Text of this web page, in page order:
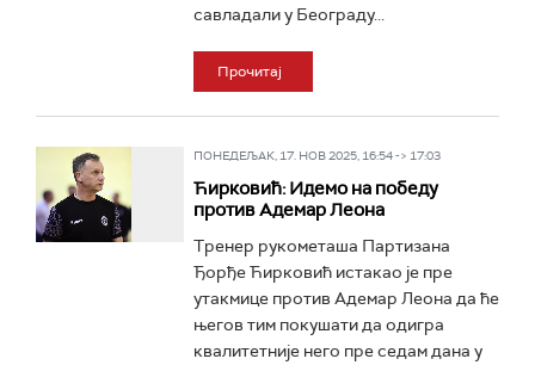
савладали у Београду...
Прочитај
ПОНЕДЕЉАК, 17. НОВ 2025, 16:54 -> 17:03
Ћирковић: Идемо на победу
против Адемар Леона
Тренер рукометаша Партизана
Ђорђе Ћирковић истакао је пре
утакмице против Адемар Леона да ће
његов тим покушати да одигра
квалитетније него пре седам дана у